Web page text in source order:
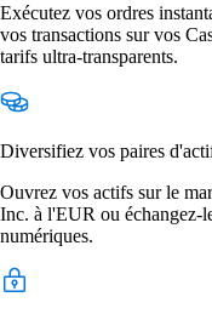
Exécutez vos ordres
vos transactions sur vos
tarifs ultra-transparents.
Diversifiez vos paires
Ouvrez vos actifs sur le
Inc. à l'EUR ou échangez-
numériques.